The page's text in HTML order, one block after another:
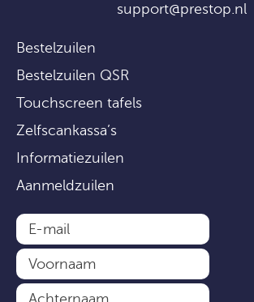
support@prestop.nl
Bestelzuilen
Bestelzuilen QSR
Touchscreen tafels
Zelfscankassa’s
Informatiezuilen
Aanmeldzuilen